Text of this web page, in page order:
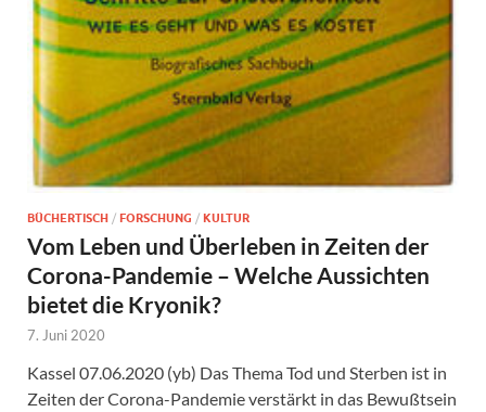
BÜCHERTISCH / FORSCHUNG / KULTUR
Vom Leben und Überleben in Zeiten der
Corona-Pandemie – Welche Aussichten
bietet die Kryonik?
7. Juni 2020
Kassel 07.06.2020 (yb) Das Thema Tod und Sterben ist in
Zeiten der Corona-Pandemie verstärkt in das Bewußtsein